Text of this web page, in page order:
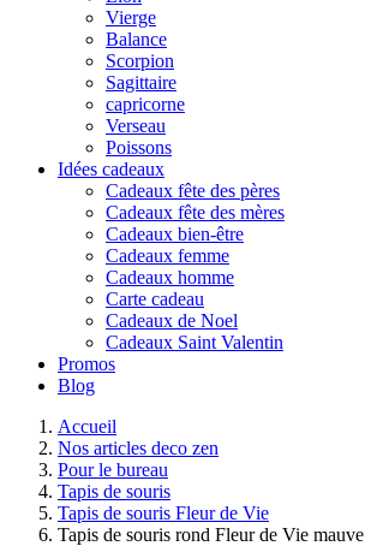
Vierge
Balance
Scorpion
Sagittaire
capricorne
Verseau
Poissons
Idées cadeaux
Cadeaux fête des pères
Cadeaux fête des mères
Cadeaux bien-être
Cadeaux femme
Cadeaux homme
Carte cadeau
Cadeaux de Noel
Cadeaux Saint Valentin
Promos
Blog
Accueil
Nos articles deco zen
Pour le bureau
Tapis de souris
Tapis de souris Fleur de Vie
Tapis de souris rond Fleur de Vie mauve